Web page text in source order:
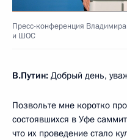
Пресс-конференция
и ШОС
В.Путин: Добрый день,
Позвольте мне коротко
состоявшихся в Уфе
что их проведение стало